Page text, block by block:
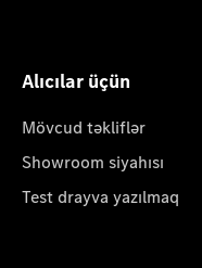
Alıcılar üçün
Mövcud təkliflər
Showroom siyahısı
Test drayva yazılmaq